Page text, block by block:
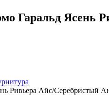
Гаральд Ясень
Ривьера Айс/Серебристый